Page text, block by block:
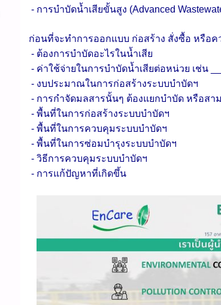
- การบำบัดน้ำเสียขั้นสูง (Advanced
ก่อนที่จะทำการออกแบบ ก่อสร้าง สั่งซื้อ หรือ
- ต้องการบำบัดอะไรในน้ำเสีย
- ค่าใช้จ่ายในการบำบัดน้ำเสียต่อหน่วย เช่น
- งบประมาณในการก่อสร้างระบบบำบัดฯ
- การกำจัดมลสารนั้นๆ ต้องแยกบำบัด หรือส
- พื้นที่ในการก่อสร้างระบบบำบัดฯ
- พื้นที่ในการควบคุมระบบบำบัดฯ
- พื้นที่ในการซ่อมบำรุงระบบบำบัดฯ
- วิธีการควบคุมระบบบำบัดฯ
- การแก้ปัญหาที่เกิดขึ้น